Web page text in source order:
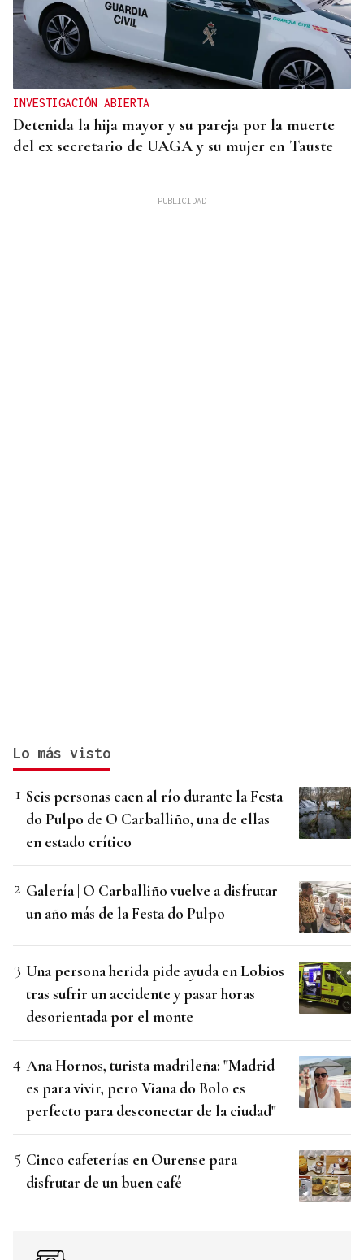
INVESTIGACIÓN ABIERTA
Detenida la hija mayor y su pareja por la muerte
del ex secretario de UAGA y su mujer en Tauste
Lo más visto
Seis personas caen al río durante la Festa
do Pulpo de O Carballiño, una de ellas
en estado crítico
Galería | O Carballiño vuelve a disfrutar
un año más de la Festa do Pulpo
Una persona herida pide ayuda en Lobios
tras sufrir un accidente y pasar horas
desorientada por el monte
Ana Hornos, turista madrileña: "Madrid
es para vivir, pero Viana do Bolo es
perfecto para desconectar de la ciudad"
Cinco cafeterías en Ourense para
disfrutar de un buen café